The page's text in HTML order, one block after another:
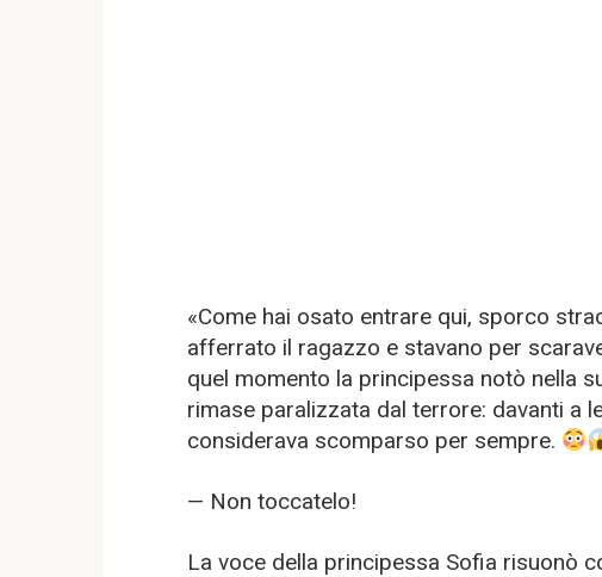
«Come hai osato entrare qui, sporco
afferrato il ragazzo e stavano per
quel momento la principessa notò nella
rimase paralizzata dal terrore: davanti a
considerava scomparso per sempre.
— Non toccatelo!
La voce della principessa Sofia risuonò